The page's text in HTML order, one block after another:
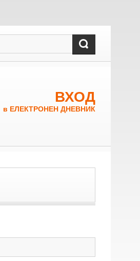
ВХОД
в ЕЛЕКТРОНЕН ДНЕВНИК